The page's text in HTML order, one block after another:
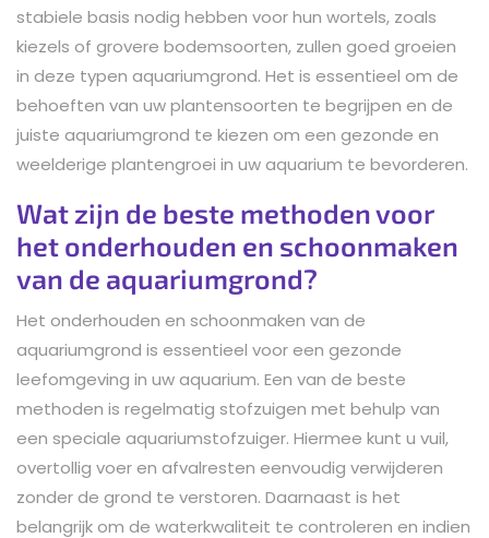
stabiele basis nodig hebben voor hun wortels, zoals
kiezels of grovere bodemsoorten, zullen goed groeien
in deze typen aquariumgrond. Het is essentieel om de
behoeften van uw plantensoorten te begrijpen en de
juiste aquariumgrond te kiezen om een gezonde en
weelderige plantengroei in uw aquarium te bevorderen.
Wat zijn de beste methoden voor
het onderhouden en schoonmaken
van de aquariumgrond?
Het onderhouden en schoonmaken van de
aquariumgrond is essentieel voor een gezonde
leefomgeving in uw aquarium. Een van de beste
methoden is regelmatig stofzuigen met behulp van
een speciale aquariumstofzuiger. Hiermee kunt u vuil,
overtollig voer en afvalresten eenvoudig verwijderen
zonder de grond te verstoren. Daarnaast is het
belangrijk om de waterkwaliteit te controleren en indien